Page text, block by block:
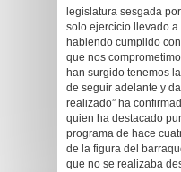
legislatura sesgada
solo ejercicio llevado a
habiendo cumplido
que nos
han surgido tenemos
de seguir adelante y
realizado” ha
quien ha destacado
programa de hace
de la figura del
que no se realizaba